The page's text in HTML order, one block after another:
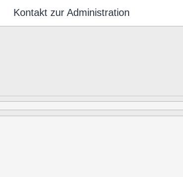
Kontakt zur Administration